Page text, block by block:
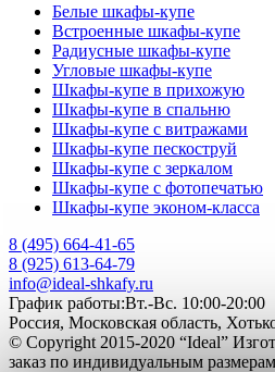
Белые шкафы-купе
Встроенные шкафы-купе
Радиусные шкафы-купе
Угловые шкафы-купе
Шкафы-купе в прихожую
Шкафы-купе в спальню
Шкафы-купе с витражами
Шкафы-купе пескоструй
Шкафы-купе с зеркалом
Шкафы-купе с фотопечатью
Шкафы-купе эконом-класса
8 (495) 664-41-65
8 (925) 613-64-79
info@ideal-shkafy.ru
График работы:Вт.-Вс. 10:00-20:00
Россия, Московская область,
© Copyright 2015-2020 “Ideal”
заказ по индивидуальным